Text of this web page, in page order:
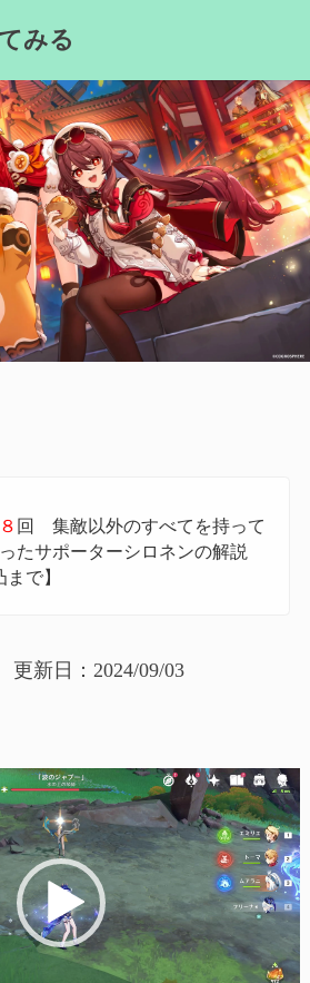
みる
回 集敵以外のすべてを持って
たサポーターシロネンの解説
まで】
新日：2024/09/03